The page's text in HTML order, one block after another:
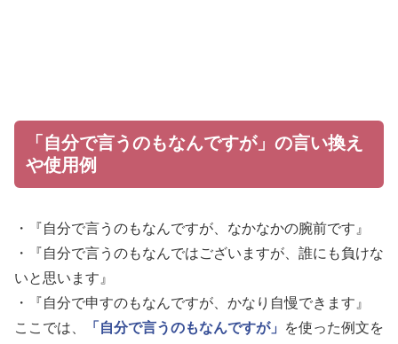
「自分で言うのもなんですが」の言い換え
や使用例
・『自分で言うのもなんですが、なかなかの腕前です』
・『自分で言うのもなんではございますが、誰にも負けな
いと思います』
・『自分で申すのもなんですが、かなり自慢できます』
ここでは、
「自分で言うのもなんですが」
を使った例文を